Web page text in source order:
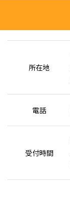
所在地
電話
受付時間